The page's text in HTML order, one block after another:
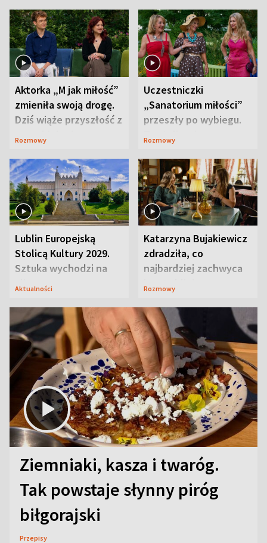
Aktorka „M jak miłość”
zmieniła swoją drogę.
Dziś wiąże przyszłość z
neurobiologią
Rozmowy
Uczestniczki
„Sanatorium miłości”
przeszły po wybiegu.
Te stylizacje
Rozmowy
Lublin Europejską
Stolicą Kultury 2029.
Sztuka wychodzi na
ulice
Aktualności
Katarzyna Bujakiewicz
zdradziła, co
najbardziej zachwyca
ją w Lublinie
Rozmowy
Ziemniaki, kasza i twaróg.
Tak powstaje słynny piróg
biłgorajski
Przepisy